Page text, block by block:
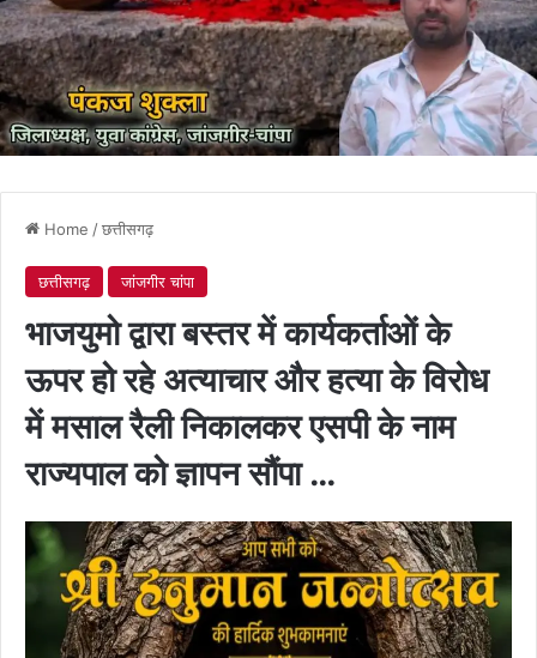
Home /छत्तीसगढ़
छत्तीसगढ़ जांजगीर चांपा
भाजयुमो द्वारा बस्तर में कार्यकर्ताओं के
ऊपर हो रहे अत्याचार और हत्या के विरोध
में मसाल रैली निकालकर एसपी के नाम
राज्यपाल को ज्ञापन सौंपा …